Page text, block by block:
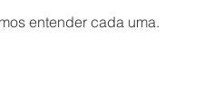
entender cada uma.